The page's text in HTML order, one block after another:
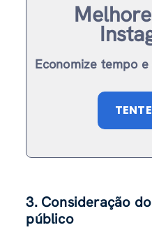
Economize tempo
3. Consideração
público